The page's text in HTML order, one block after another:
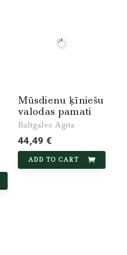
Mūsdienu ķīniešu
valodas pamati
Baltgalve Agita
44,49 €
ADD TO CART